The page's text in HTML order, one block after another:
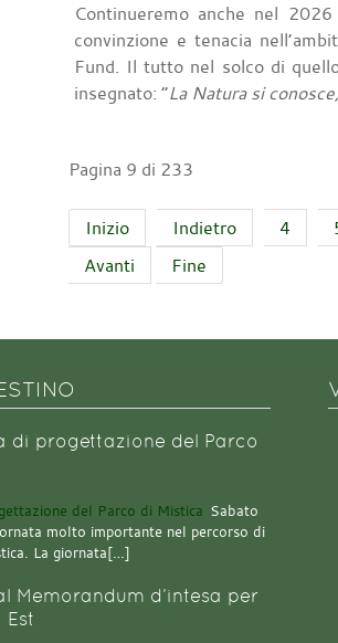
Continueremo anche nel
convinzione e tenacia
Fund. Il tutto nel solco di
insegnato: “La Natura si
Pagina 9 di 233
Inizio Indietro 4
Avanti
Fine
di progettazione del Parco
Sabato
molto importante nel percorso di
La giornata[…]
Memorandum d’intesa per
Est